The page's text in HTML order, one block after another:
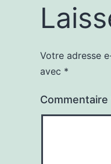
Votre adresse
avec *
Commentaire